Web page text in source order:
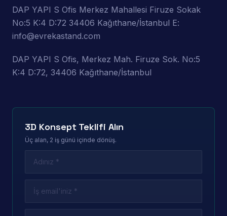
DAP YAPI S Ofis Merkez Mahallesi Firuze Sokak
No:5 K:4 D:72 34406 Kağıthane/İstanbul E:
info@evrekastand.com
DAP YAPI S Ofis, Merkez Mah. Firuze Sok. No:5
K:4 D:72, 34406 Kağıthane/İstanbul
3D Konsept Teklifi Alın
Üç alan, 2 iş günü içinde dönüş.